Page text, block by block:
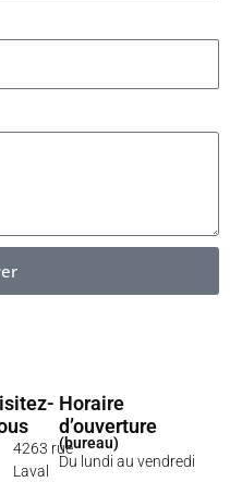
4263 rue
Laval
Horaire
d’ouverture
(bureau)
Du lundi au vendredi